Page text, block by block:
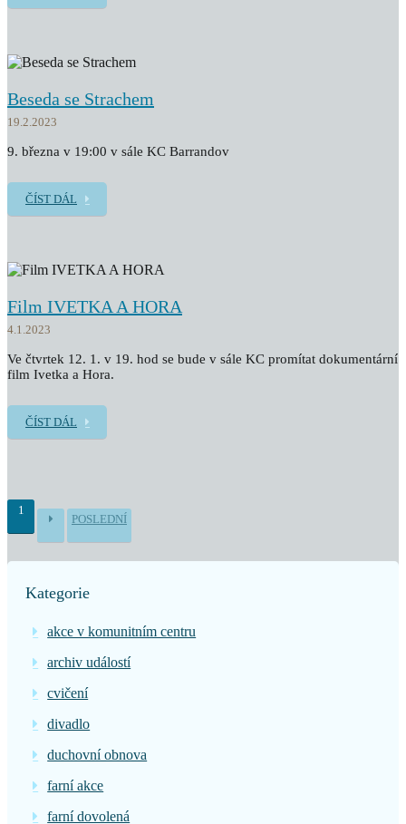
Beseda se Strachem
19.2.2023
9. března v 19:00 v sále KC Barrandov
ČÍST DÁL
Film IVETKA A HORA
4.1.2023
Ve čtvrtek 12. 1. v 19. hod se bude v sále KC promítat dokumentární
film Ivetka a Hora.
ČÍST DÁL
1
POSLEDNÍ
Kategorie
akce v komunitním centru
archiv událostí
cvičení
divadlo
duchovní obnova
farní akce
farní dovolená